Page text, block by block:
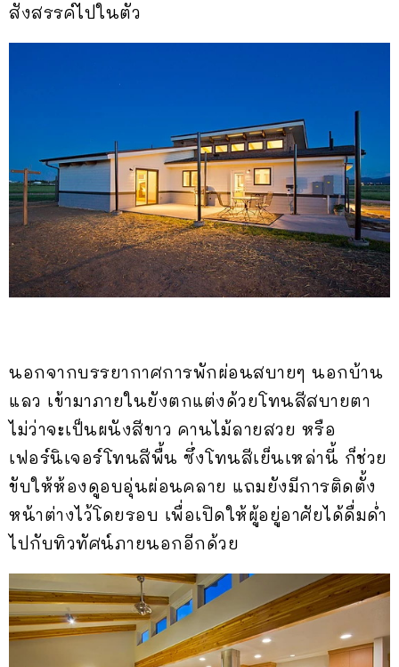
สังสรรค์ไปในตัว
นอกจากบรรยากาศการพักผ่อนสบายๆ นอกบ้าน
แลว เข้ามาภายในยังตกแต่งด้วยโทนสีสบายตา
ไม่ว่าจะเป็นผนังสีขาว คานไม้ลายสวย หรือ
เฟอร์นิเจอร์โทนสีพื้น ซึ่งโทนสีเย็นเหล่านี้ ก็ช่วย
ขับให้ห้องดูอบอุ่นผ่อนคลาย แถมยังมีการติดตั้ง
หน้าต่างไว้โดยรอบ เพื่อเปิดให้ผู้อยู่อาศัยได้ดื่มด่ำ
ไปกับทิวทัศน์ภายนอกอีกด้วย